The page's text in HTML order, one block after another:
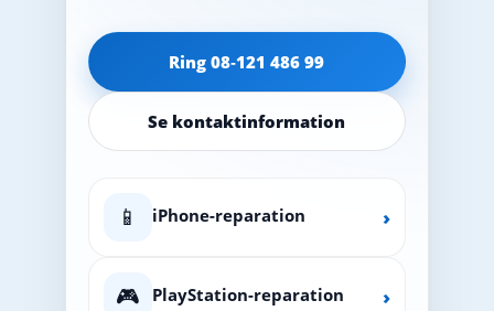
Ring 08‑121 486 99
Se kontaktinformation
📱 iPhone-reparation ›
🎮 PlayStation-reparation ›